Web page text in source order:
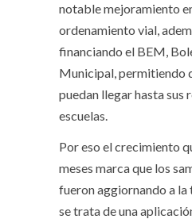
notable mejoramiento
ordenamiento vial,
financiando el BEM,
Municipal, permitiendo
puedan llegar hasta sus
escuelas.
Por eso el crecimiento
meses marca que los
fueron aggiornando a la
se trata de una